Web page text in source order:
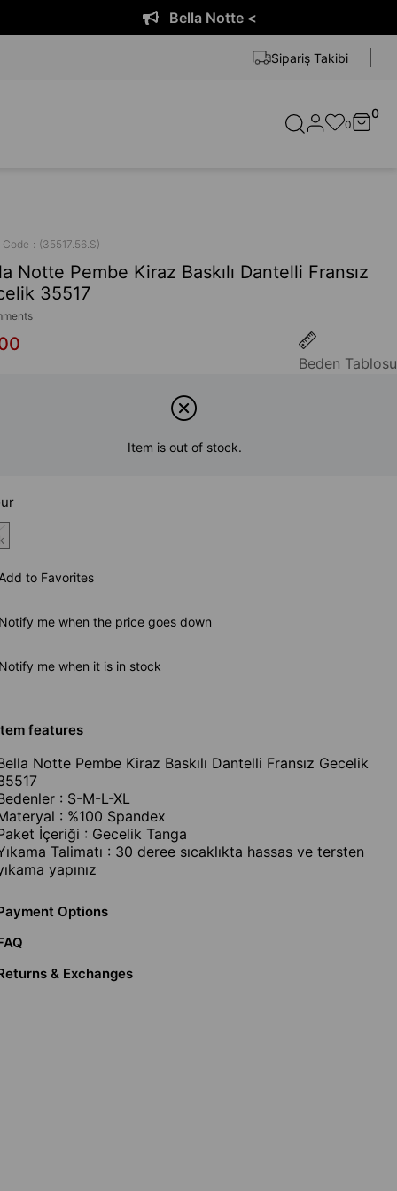
Sipariş Takibi
0
0
Code (35517.56.S)
Notte Pembe Kiraz Baskılı Dantelli Fransız
35517
Beden Tablosu
Item is out of stock.
Add to Favorites
Notify me when the price goes down
Notify me when it is in stock
features
Notte Pembe Kiraz Baskılı Dantelli Fransız Gecelik
: S-M-L-XL
: %100 Spandex
İçeriği : Gecelik Tanga
Talimatı : 30 deree sıcaklıkta hassas ve tersten
yapınız
Options
& Exchanges